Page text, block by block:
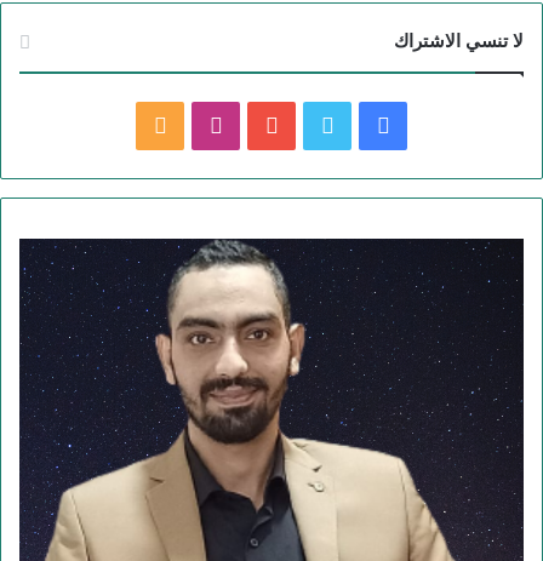
لا تنسي الاشتراك
ي
و
ك
و
ت
ر
و
ي
و
ب
ن
ت
ق
ر
ا
م
ل
ص
ا
ل
م
و
ق